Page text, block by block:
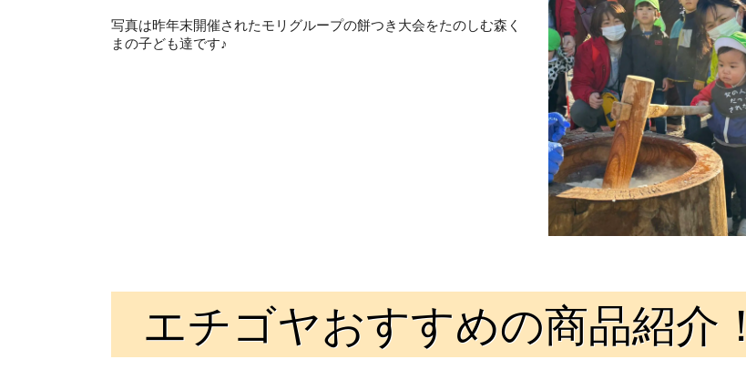
写真は昨年末開催されたモリグループの餅つき大会をたのしむ森く
まの子ども達です♪
エチゴヤおすすめの商品紹介！